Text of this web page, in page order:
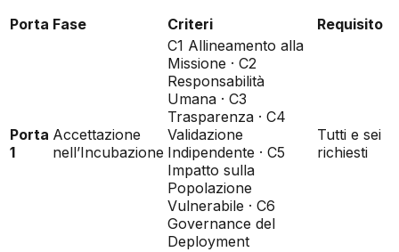
Porta Fase Criteri Requisito
Porta
1
Accettazione
nell’Incubazione
C1 Allineamento alla
Missione · C2
Responsabilità
Umana · C3
Trasparenza · C4
Validazione
Indipendente · C5
Impatto sulla
Popolazione
Vulnerabile · C6
Governance del
Deployment
Tutti e sei
richiesti